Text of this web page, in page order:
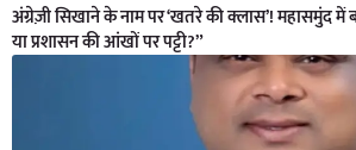
अंग्रेज़ी सिखाने के नाम पर ‘खतरे की क्लास’! महासमुंद में
या प्रशासन की आंखों पर पट्टी?”